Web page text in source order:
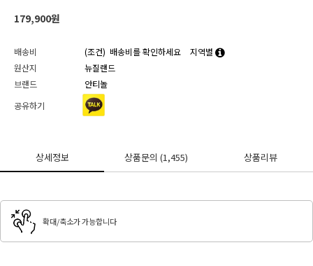
179,900원
배송비 (조건) 배송비를 확인하세요
지역별
원산지
뉴질랜드
브랜드
안티놀
공유하기
상세정보 상품문의(1,455) 상품리뷰
확대/축소가 가능합니다